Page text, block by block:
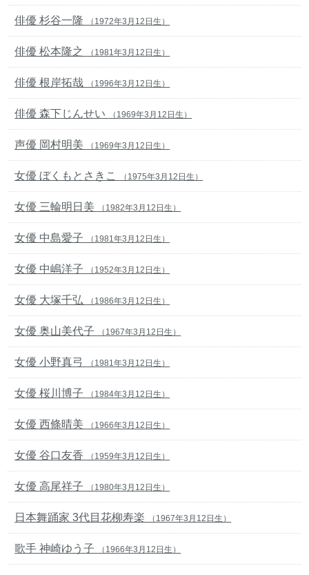
俳優 杉谷一隆 （1972年3月12日生）
俳優 松本隆之 （1981年3月12日生）
俳優 根岸拓哉 （1996年3月12日生）
俳優 森下じんせい （1969年3月12日生）
声優 岡村明美 （1969年3月12日生）
女優 ぼくもとさきこ （1975年3月12日生）
女優 三輪明日美 （1982年3月12日生）
女優 中島愛子 （1981年3月12日生）
女優 中嶋洋子 （1952年3月12日生）
女優 大塚千弘 （1986年3月12日生）
女優 奥山美代子 （1967年3月12日生）
女優 小野真弓 （1981年3月12日生）
女優 桜川博子 （1984年3月12日生）
女優 西條晴美 （1966年3月12日生）
女優 谷口友香 （1959年3月12日生）
女優 高尾祥子 （1980年3月12日生）
日本舞踊家 3代目花柳寿楽 （1967年3月12日生）
歌手 神崎ゆう子 （1966年3月12日生）